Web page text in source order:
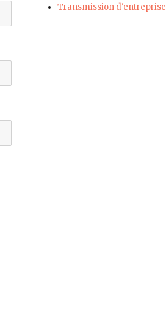
Transmission d'entreprise